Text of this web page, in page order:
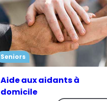
Seniors
Aide aux aidants à
domicile